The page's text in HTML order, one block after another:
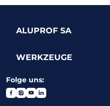
ALUPROF SA
WERKZEUGE
Folge uns: